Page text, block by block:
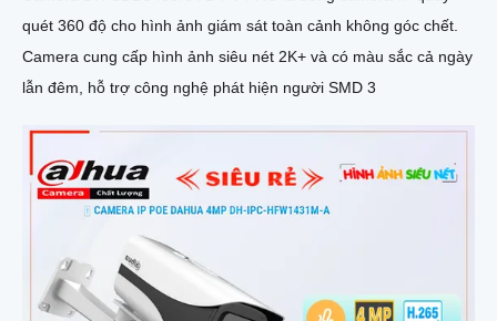
quét 360 độ cho hình ảnh giám sát toàn cảnh không góc chết.
Camera cung cấp hình ảnh siêu nét 2K+ và có màu sắc cả ngày
lẫn đêm, hỗ trợ công nghệ phát hiện người SMD 3